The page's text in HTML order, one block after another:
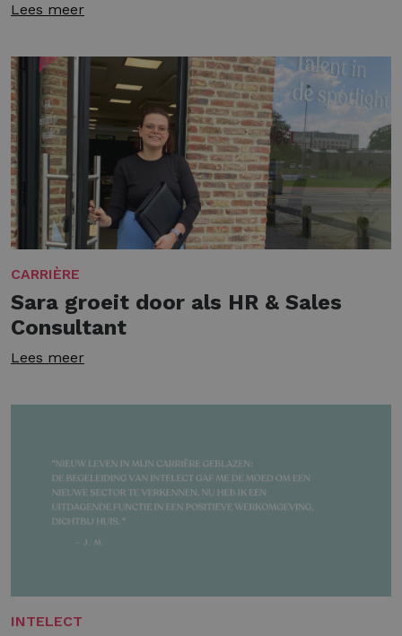
Lees meer
CARRIÈRE
Sara groeit door als HR & Sales
Consultant
Lees meer
INTELECT